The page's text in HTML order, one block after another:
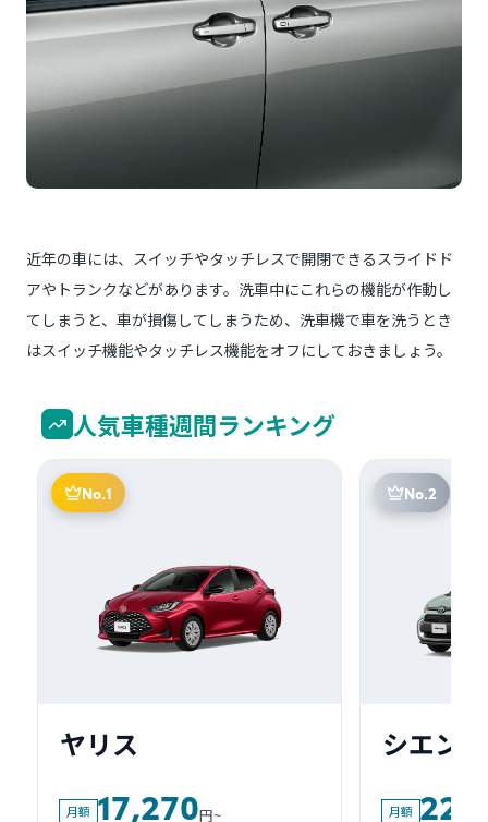
近年の車には、スイッチやタッチレスで開閉できるスライドド
アやトランクなどがあります。洗車中にこれらの機能が作動し
てしまうと、車が損傷してしまうため、洗車機で車を洗うとき
はスイッチ機能やタッチレス機能をオフにしておきましょう。